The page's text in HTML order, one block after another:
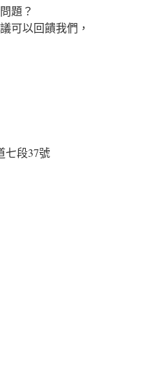
題？
可以回饋我們，
七段37號